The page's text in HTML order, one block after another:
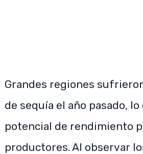
Grandes regiones
de sequía el año pasado,
potencial de rendimiento
productores. Al observar